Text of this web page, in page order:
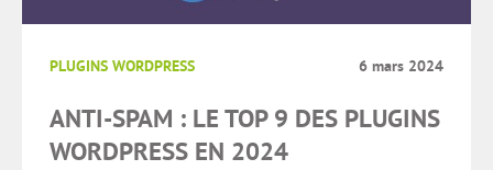
PLUGINS WORDPRESS 6 mars 2024
ANTI-SPAM : LE TOP 9 DES PLUGINS
WORDPRESS EN 2024